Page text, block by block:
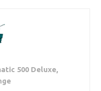
500 Deluxe,